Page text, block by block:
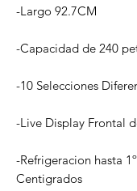
-Largo 92.7CM
-Capacidad de 240
-10 Selecciones
-Live Display Frontal
-Refrigeracion hasta
Centigrados